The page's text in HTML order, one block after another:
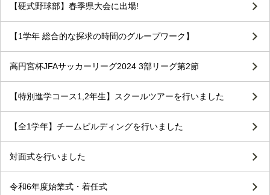
【硬式野球部】春季県大会に出場!
【1学年 総合的な探求の時間のグループワーク】
高円宮杯JFAサッカーリーグ2024 3部リーグ第2節
【特別進学コース1,2年生】スクールツアーを行いました
【全1学年】チームビルディングを行いました
対面式を行いました
令和6年度始業式・着任式